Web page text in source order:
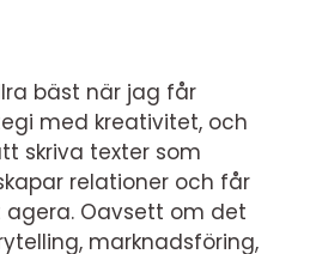
bäst när jag får
med kreativitet, och
skriva texter som
relationer och får
Oavsett om det
marknadsföring,